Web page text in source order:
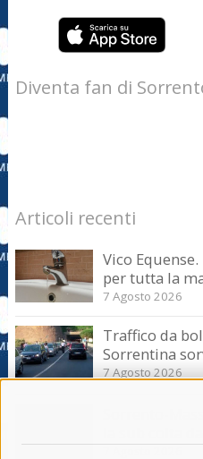
Diventa fan di
Articoli recenti
Vico
per tutta la
7 Agosto 2026
Traffico da
Sorrentina
7 Agosto 2026
Sorrento-